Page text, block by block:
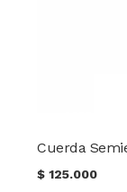
$125.000